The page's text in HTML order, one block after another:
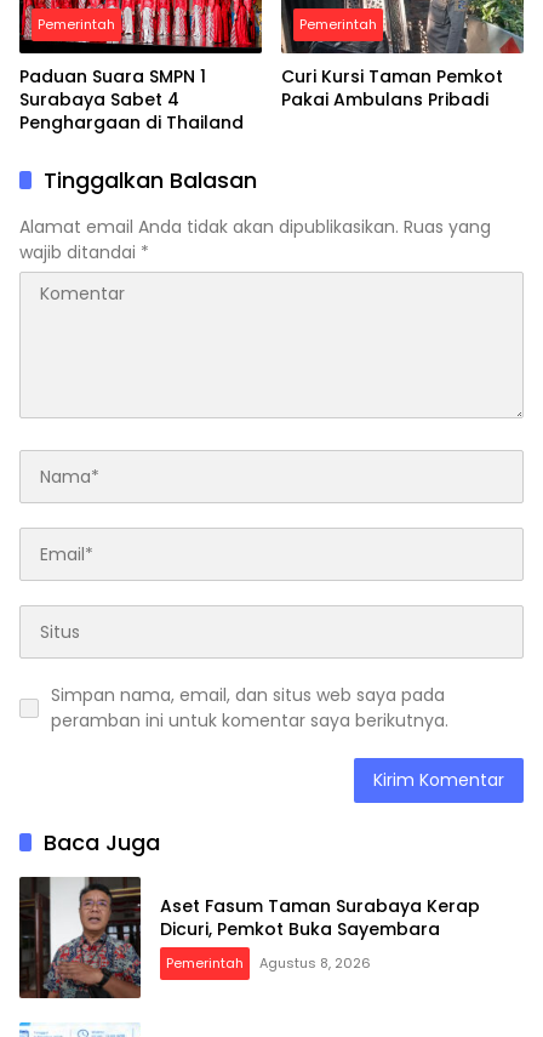
Pemerintah
Paduan Suara SMPN 1
Surabaya Sabet 4
Penghargaan di Thailand
Pemerintah
Curi Kursi Taman Pemkot
Pakai Ambulans Pribadi
Tinggalkan Balasan
Alamat email Anda tidak akan dipublikasikan. Ruas yang
wajib ditandai *
Simpan nama, email, dan situs web saya pada
peramban ini untuk komentar saya berikutnya.
Baca Juga
Aset Fasum Taman Surabaya Kerap
Dicuri, Pemkot Buka Sayembara
Pemerintah Agustus 8, 2026